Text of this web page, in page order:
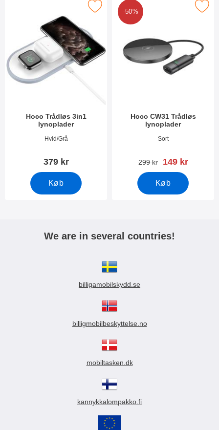
Hoco Trådløs 3in1
lynoplader
Varenr 40480Hvid/Grå
379 kr
Køb
Marker hoco Trådløs 3in1 lynoplader som favorit
-50%
Hoco CW31 Trådløs
lynoplader
Varenr 42289Sort
pris
299 kr pris
149 kr
Køb
Marker hoco CW31 Trådløs
We are in several countries!
billigamobilskydd.se
billigmobilbeskyttelse.no
mobiltasken.dk
kannykkalompakko.fi